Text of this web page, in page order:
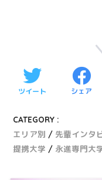
ツイート シェア
CATEGORY :
エリア別
先輩インタ
提携大学
永進専門大